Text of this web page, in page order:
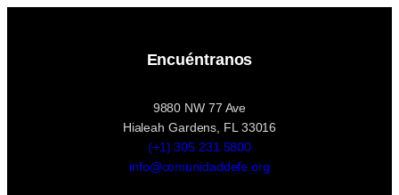
Encuéntranos
9880 NW 77 Ave
Hialeah Gardens, FL 33016
(+1) 305 231 5800
info@comunidaddefe.org